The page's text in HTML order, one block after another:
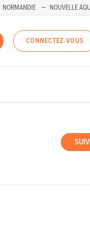
NORMANDIE NOUVELLE
CONNECTEZ-VOUS